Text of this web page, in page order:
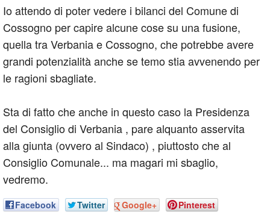
Io attendo di poter vedere i bilanci del Comune di
Cossogno per capire alcune cose su una fusione,
quella tra Verbania e Cossogno, che potrebbe avere
grandi potenzialità anche se temo stia avvenendo per
le ragioni sbagliate.
Sta di fatto che anche in questo caso la Presidenza
del Consiglio di Verbania , pare alquanto asservita
alla giunta (ovvero al Sindaco) , piuttosto che al
Consiglio Comunale... ma magari mi sbaglio,
vedremo.
Facebook Twitter Google+ Pinterest